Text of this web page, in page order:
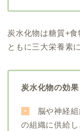
炭水化物は糖質+
ともに三大栄養素
炭水化物の効果
・
脳や神経組
の組織に供給